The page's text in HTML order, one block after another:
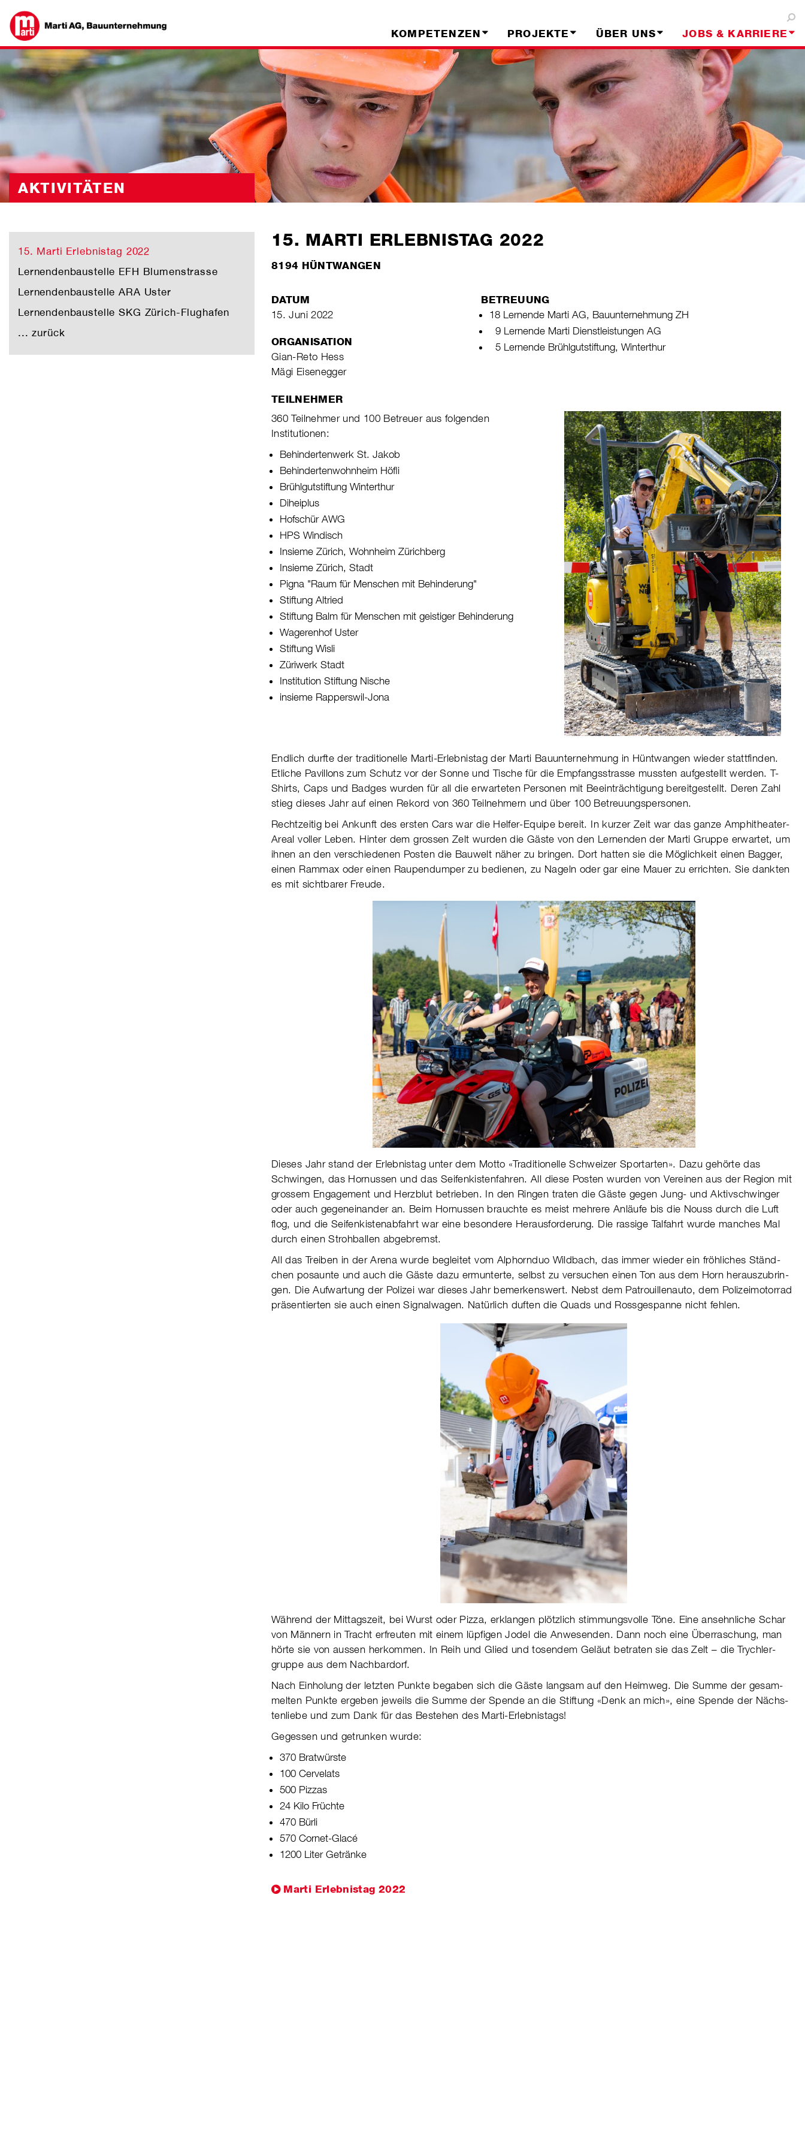
KOMPETENZEN PROJEKTE ÜBER UNS JOBS & KARRIERE
AKTIVITÄTEN
15. Marti Erlebnistag 2022
Lernendenbaustelle EFH Blumenstrasse
Lernendenbaustelle ARA Uster
Lernendenbaustelle SKG Zürich-Flughafen
... zurück
15. MARTI ERLEBNISTAG 2022
8194 HÜNTWANGEN
DATUM
15. Juni 2022
ORGANISATION
Gian-Reto Hess
Mägi Eisenegger
BETREUUNG
18 Lernende Marti AG, Bauunter­neh­mung ZH
9 Lernende Marti Dienstleistungen AG
5 Lernende Brühlgutstiftung, Winterthur
TEILNEHMER
360 Teilnehmer und 100 Betreuer aus folgenden
Institutionen:
Behindertenwerk St. Jakob
Behindertenwohnheim Höfli
Brühlgutstiftung Winterthur
Diheiplus
Hofschür AWG
HPS Windisch
Insieme Zürich, Wohnheim Zürichberg
Insieme Zürich, Stadt
Pigna "Raum für Menschen mit Behinderung"
Stiftung Altried
Stiftung Balm für Menschen mit geistiger Behinderung
Wagerenhof Uster
Stiftung Wisli
Züriwerk Stadt
Institution Stiftung Nische
insieme Rapperswil-Jona
Endlich durfte der traditionelle Marti-Erlebnis­tag der Marti Bau­un­ter­neh­mung in Hünt­wan­gen wie­der statt­fin­den.
Etli­che Pavil­lons zum Schutz vor der Sonne und Tische für die Empfangs­strasse muss­ten auf­ge­stellt werden. T-
Shirts, Caps und Badges wurden für all die erwar­te­ten Per­so­nen mit Beein­träch­ti­gung bereit­ge­stellt. Deren Zahl
stieg die­ses Jahr auf einen Rekord von 360 Teil­neh­mern und über 100 Betreu­ungs­per­so­nen.
Rechtzeitig bei Ankunft des ersten Cars war die Hel­fer-Equipe bereit. In kur­zer Zeit war das ganze Amphi­thea­ter-
Areal vol­ler Leben. Hinter dem grossen Zelt wurden die Gäste von den Ler­nen­den der Marti Gruppe erwar­tet, um
ihnen an den ver­schie­de­nen Pos­ten die Bau­welt näher zu brin­gen. Dort hatten sie die Mög­lich­keit einen Bag­ger,
einen Ram­max oder einen Rau­pen­dum­per zu bedie­nen, zu Nageln oder gar eine Mauer zu errich­ten. Sie dankten
es mit sicht­barer Freude.
Dieses Jahr stand der Erlebnistag unter dem Motto «Tradi­tio­nelle Schwei­zer Sport­ar­ten». Dazu gehörte das
Schwin­gen, das Hor­nussen und das Sei­fen­kis­ten­fah­ren. All diese Posten wurden von Verei­nen aus der Region mit
gros­sem Enga­ge­ment und Herz­blut betrie­ben. In den Rin­gen traten die Gäste gegen Jung- und Aktiv­schwin­ger
oder auch gegen­ei­nan­der an. Beim Hor­nus­sen brauchte es meist meh­rere Anläufe bis die Nouss durch die Luft
flog, und die Sei­fen­kis­ten­ab­fahrt war eine beson­dere Heraus­for­de­rung. Die ras­sige Tal­fahrt wurde man­ches Mal
durch einen Stroh­bal­len abge­bremst.
All das Treiben in der Arena wurde beglei­tet vom Alp­horn­duo Wild­bach, das immer wieder ein fröh­liches Ständ­
chen posaunte und auch die Gäste dazu ermun­terte, selbst zu ver­su­chen einen Ton aus dem Horn her­aus­zu­brin­
gen. Die Aufwartung der Polizei war dieses Jahr bemer­kens­wert. Nebst dem Patrouil­len­auto, dem Poli­zei­mo­tor­rad
prä­sen­tier­ten sie auch einen Signal­wagen. Natür­lich duften die Quads und Ross­ge­spanne nicht fehlen.
Während der Mittagszeit, bei Wurst oder Pizza, erklan­gen plötz­lich stimm­ungs­volle Töne. Eine ansehn­liche Schar
von Män­nern in Tracht erfreu­ten mit einem lüpfigen Jodel die Anwe­sen­den. Dann noch eine Über­ra­schung, man
hörte sie von aussen her­kom­men. In Reih und Glied und tosen­dem Geläut betra­ten sie das Zelt – die Trych­ler­
gruppe aus dem Nach­bar­dorf.
Nach Einholung der letzten Punkte begaben sich die Gäste lang­sam auf den Heim­weg. Die Summe der gesam­
mel­ten Punkte erge­ben jeweils die Summe der Spende an die Stif­tung «Denk an mich», eine Spende der Nächs­
ten­liebe und zum Dank für das Beste­hen des Marti-Erleb­nis­tags!
Gegessen und getrunken wurde:
370 Bratwürste
100 Cervelats
500 Pizzas
24 Kilo Früchte
470 Bürli
570 Cornet-Glacé
1200 Liter Getränke
Marti Erlebnistag 2022